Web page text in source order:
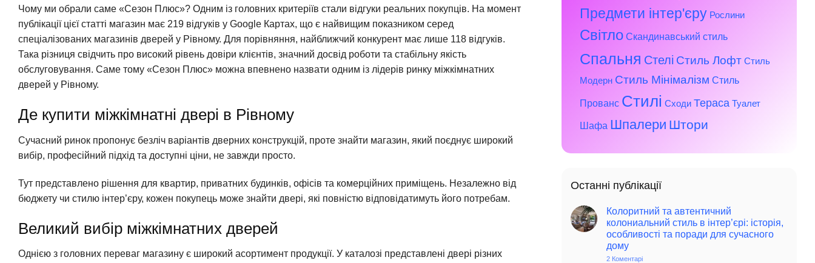
Чому ми обрали саме «Сезон Плюс»? Одним із головних критеріїв стали відгуки реальних покупців. На момент
публікації цієї статті магазин має 219 відгуків у Google Картах, що є найвищим показником серед
спеціалізованих магазинів дверей у Рівному. Для порівняння, найближчий конкурент має лише 118 відгуків.
Така різниця свідчить про високий рівень довіри клієнтів, значний досвід роботи та стабільну якість
обслуговування. Саме тому «Сезон Плюс» можна впевнено назвати одним із лідерів ринку міжкімнатних
дверей у Рівному.
Де купити міжкімнатні двері в Рівному
Сучасний ринок пропонує безліч варіантів дверних конструкцій, проте знайти магазин, який поєднує широкий
вибір, професійний підхід та доступні ціни, не завжди просто.
Тут представлено рішення для квартир, приватних будинків, офісів та комерційних приміщень. Незалежно від
бюджету чи стилю інтер’єру, кожен покупець може знайти двері, які повністю відповідатимуть його потребам.
Великий вибір міжкімнатних дверей
Однією з головних переваг магазину є широкий асортимент продукції. У каталозі представлені двері різних
Предмети інтер'єру Рослини
Світло Скандинавський стиль
Спальня Стелі Стиль Лофт Стиль
Модерн Стиль Мінімалізм Стиль
Прованс Стилі Сходи Тераса Туалет
Шафа Шпалери Штори
Останні публікації
Колоритний та автентичний
колониальний стиль в інтер’єрі: історія,
особливості та поради для сучасного
дому
2 Коментарі